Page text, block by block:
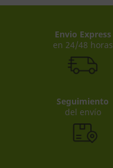
Envio Express
en 24/48 horas
Seguimiento
del envío